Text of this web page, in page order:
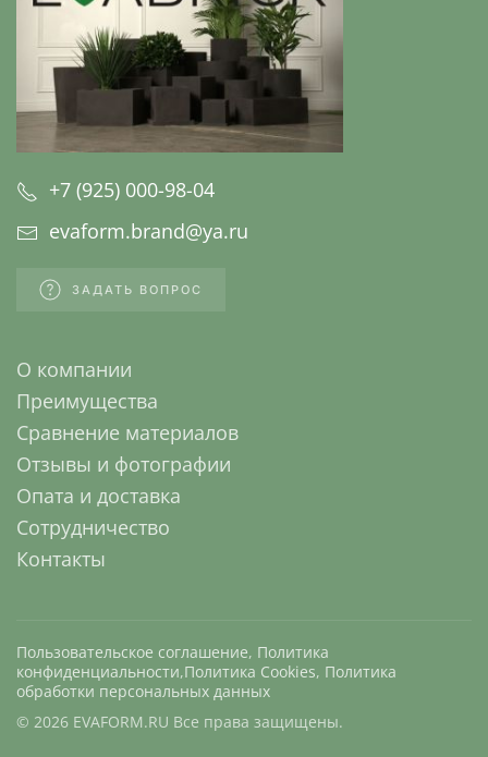
+7 (925) 000-98-04
evaform.brand@ya.ru
ЗАДАТЬ ВОПРОС
О компании
Преимущества
Сравнение материалов
Отзывы и фотографии
Опата и доставка
Сотрудничество
Контакты
Пользовательское соглашение, Политика
конфиденциальности,Политика Cookies, Политика
обработки персональных данных
© 2026 EVAFORM.RU Все права защищены.